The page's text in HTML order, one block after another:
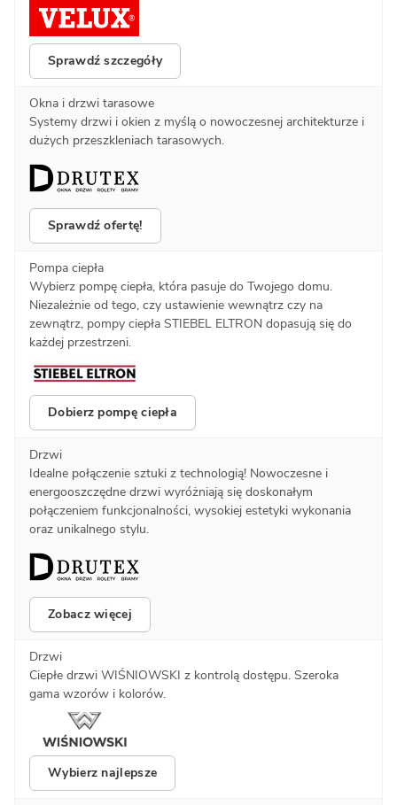
Sprawdź szczegóły
Okna i drzwi tarasowe
Systemy drzwi i okien z myślą o nowoczesnej architekturze i
dużych przeszkleniach tarasowych.
Sprawdź ofertę!
Pompa ciepła
Wybierz pompę ciepła, która pasuje do Twojego domu.
Niezależnie od tego, czy ustawienie wewnątrz czy na
zewnątrz, pompy ciepła STIEBEL ELTRON dopasują się do
każdej przestrzeni.
Dobierz pompę ciepła
Drzwi
Idealne połączenie sztuki z technologią! Nowoczesne i
energooszczędne drzwi wyróżniają się doskonałym
połączeniem funkcjonalności, wysokiej estetyki wykonania
oraz unikalnego stylu.
Zobacz więcej
Drzwi
Ciepłe drzwi WIŚNIOWSKI z kontrolą dostępu. Szeroka
gama wzorów i kolorów.
Wybierz najlepsze